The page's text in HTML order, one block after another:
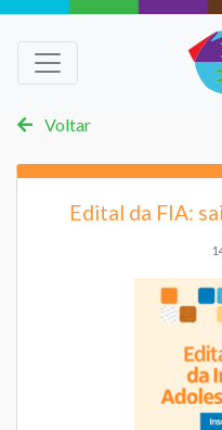
Voltar
Edital da FIA: